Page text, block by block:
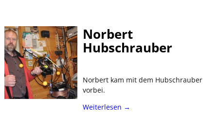
Norbert
Hubschrauber
Norbert kam mit dem Hubschrauber
vorbei.
Weiterlesen →